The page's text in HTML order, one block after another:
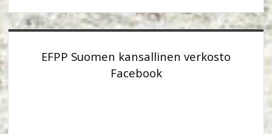
EFPP Suomen kansallinen verkosto
Facebook